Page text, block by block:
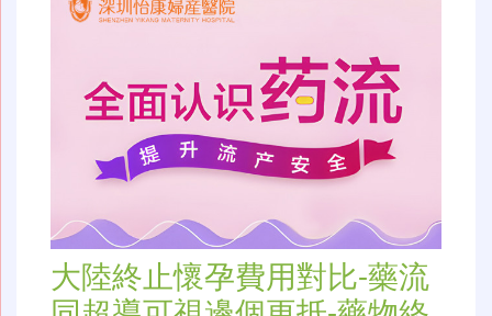
大陸終止懷孕費用對比-藥流